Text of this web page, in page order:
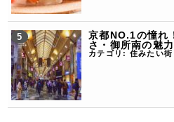
京都NO.1の憧れ
さ・御所南の魅
カテゴリ: 住みたい街